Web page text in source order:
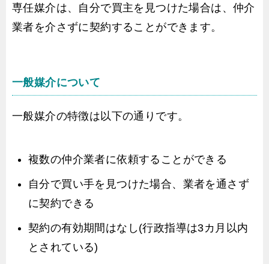
専任媒介は、自分で買主を見つけた場合は、仲介
業者を介さずに契約することができます。
一般媒介について
一般媒介の特徴は以下の通りです。
複数の仲介業者に依頼することができる
自分で買い手を見つけた場合、業者を通さず
に契約できる
契約の有効期間はなし(行政指導は3カ月以内
とされている)